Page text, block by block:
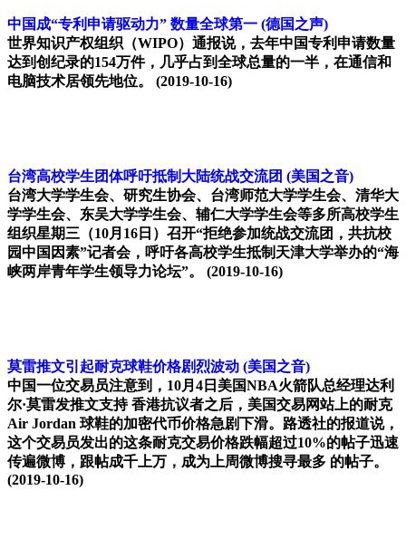
中国成“专利申请驱动力” 数量全球第一 (德国之声)
世界知识产权组织（WIPO）通报说，去年中国专利申请数量
达到创纪录的154万件，几乎占到全球总量的一半，在通信和
电脑技术居领先地位。
(2019-10-16)
台湾高校学生团体呼吁抵制大陆统战交流团 (美国之音)
台湾大学学生会、研究生协会、台湾师范大学学生会、清华大
学学生会、东吴大学学生会、辅仁大学学生会等多所高校学生
组织星期三（10月16日）召开“拒绝参加统战交流团，共抗校
园中国因素”记者会，呼吁各高校学生抵制天津大学举办的“海
峡两岸青年学生领导力论坛”。 (2019-10-16)
莫雷推文引起耐克球鞋价格剧烈波动 (美国之音)
中国一位交易员注意到，10月4日美国NBA火箭队总经理达利
尔·莫雷发推文支持 香港抗议者之后，美国交易网站上的耐克
Air Jordan 球鞋的加密代币价格急剧下滑。路透社的报道说，
这个交易员发出的这条耐克交易价格跌幅超过10%的帖子迅速
传遍微博，跟帖成千上万，成为上周微博搜寻最多 的帖子。
(2019-10-16)